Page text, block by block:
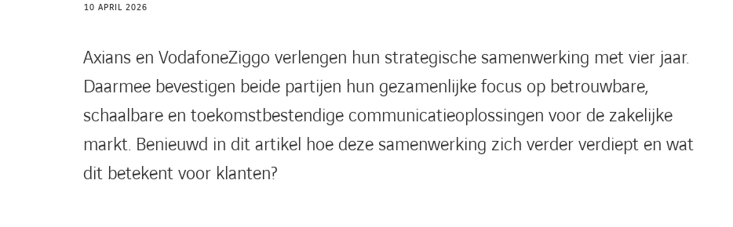
10 APRIL 2026
Axians en VodafoneZiggo verlengen hun strategische samenwerking met vier jaar.
Daarmee bevestigen beide partijen hun gezamenlijke focus op betrouwbare,
schaalbare en toekomstbestendige communicatieoplossingen voor de zakelijke
markt. Benieuwd in dit artikel hoe deze samenwerking zich verder verdiept en wat
dit betekent voor klanten?